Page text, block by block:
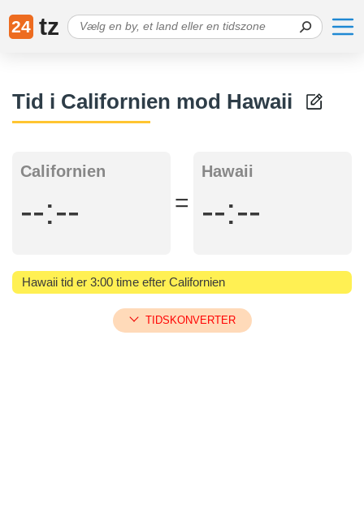
24 tz
Tid i Californien mod Hawaii
Californien
--:-- =
Hawaii
--:--
Hawaii tid er 3:00 time efter Californien
TIDSKONVERTER